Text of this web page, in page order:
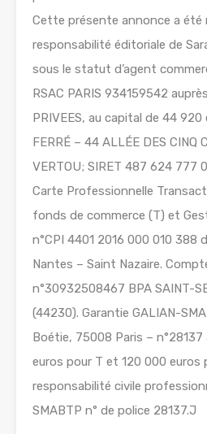
Cette présente annonce a été
responsabilité éditoriale de
sous le statut d’agent
RSAC PARIS 934159542
PRIVEES, au capital de 44 920
FERRÉ – 44 ALLÉE DES CINQ
VERTOU; SIRET 487 624 777
Carte Professionnelle
fonds de commerce (T) et
n°CPI 4401 2016 000 010 388
Nantes – Saint Nazaire.
n°30932508467 BPA SAINT-
(44230). Garantie GALIAN-
Boétie, 75008 Paris –
euros pour T et 120 000 euros
responsabilité civile
SMABTP n° de police 28137.J